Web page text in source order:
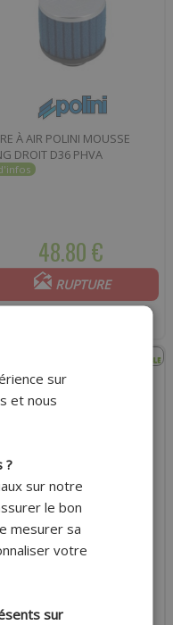
À AIR POLINI MOUSSE
DROIT D36 PHVA
48.80 €
RUPTURE
À AIR POLINI ÉTANCHE 50
90° D46 -203.0098- PHVA
sur
et nous
?
sur notre
le bon
mesurer sa
votre
sur